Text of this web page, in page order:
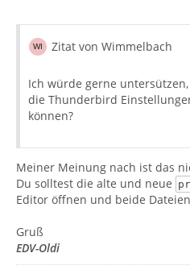
Zitat von Wimmelbach
Ich würde gerne
die Thunderbird
können?
Meiner Meinung nach ist das
Du solltest die alte und neue
Editor öffnen und beide
Gruß
EDV-Oldi